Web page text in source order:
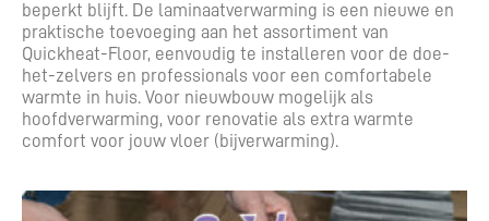
beperkt blijft. De laminaatverwarming is een nieuwe en
praktische toevoeging aan het assortiment van
Quickheat-Floor, eenvoudig te installeren voor de doe-
het-zelvers en professionals voor een comfortabele
warmte in huis. Voor nieuwbouw mogelijk als
hoofdverwarming, voor renovatie als extra warmte
comfort voor jouw vloer (bijverwarming).